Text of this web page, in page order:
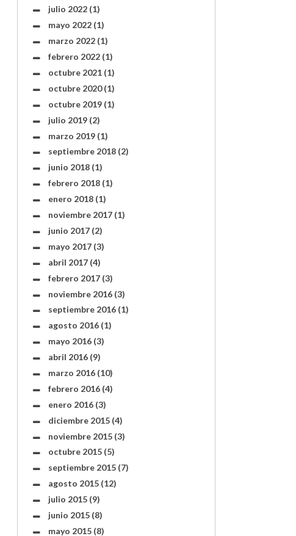
julio 2022 (1)
mayo 2022 (1)
marzo 2022 (1)
febrero 2022 (1)
octubre 2021 (1)
octubre 2020(1)
octubre 2019 (1)
julio 2019 (2)
marzo 2019 (1)
septiembre 2018 (2)
junio 2018 (1)
febrero 2018 (1)
enero 2018 (1)
noviembre 2017 (1)
junio 2017 (2)
mayo 2017 (3)
abril 2017 (4)
febrero 2017 (3)
noviembre 2016 (3)
septiembre 2016 (1)
agosto 2016 (1)
mayo 2016 (3)
abril 2016 (9)
marzo 2016 (10)
febrero 2016 (4)
enero 2016 (3)
diciembre 2015 (4)
noviembre 2015 (3)
octubre 2015 (5)
septiembre 2015 (7)
agosto 2015 (12)
julio 2015 (9)
junio 2015 (8)
mayo 2015 (8)